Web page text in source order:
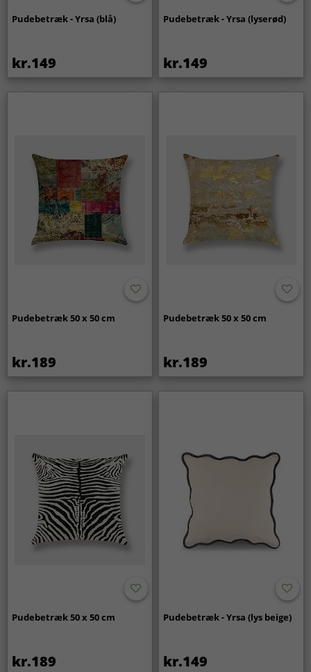
Pudebetræk - Yrsa (blå)
kr.149
Pudebetræk - Yrsa (lyserød)
kr.149
Pudebetræk 50 x 50 cm
kr.189
Pudebetræk 50 x 50 cm
kr.189
Pudebetræk 50 x 50 cm
kr.189
Pudebetræk - Yrsa (lys beige)
kr.149